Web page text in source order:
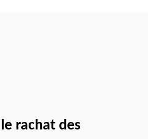
rachat des